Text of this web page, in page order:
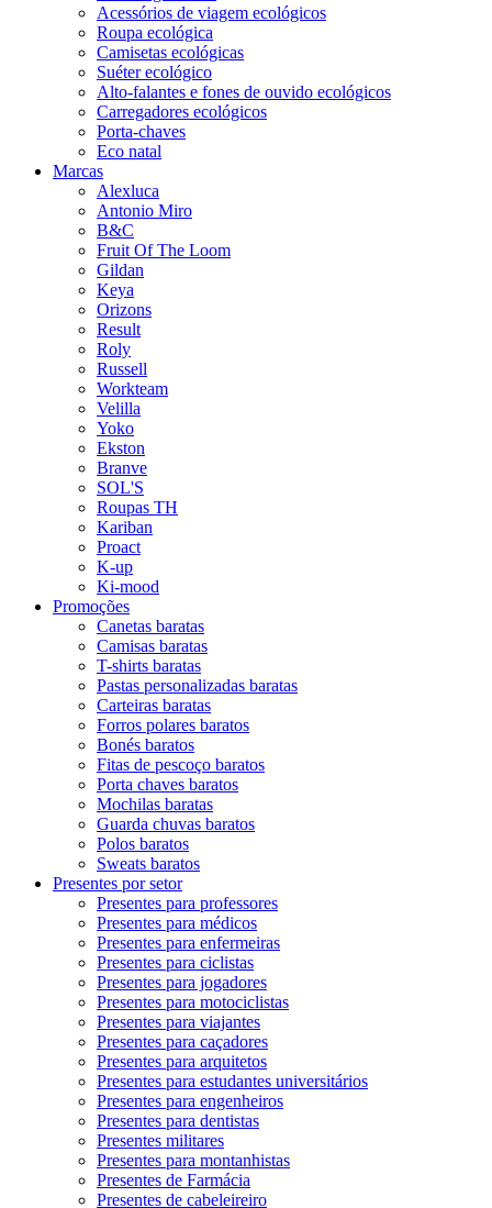
Acessórios de viagem ecológicos
Roupa ecológica
Camisetas ecológicas
Suéter ecológico
Alto-falantes e fones de ouvido ecológicos
Carregadores ecológicos
Porta-chaves
Eco natal
Marcas
Alexluca
Antonio Miro
B&C
Fruit Of The Loom
Gildan
Keya
Orizons
Result
Roly
Russell
Workteam
Velilla
Yoko
Ekston
Branve
SOL'S
Roupas TH
Kariban
Proact
K-up
Ki-mood
Promoções
Canetas baratas
Camisas baratas
T-shirts baratas
Pastas personalizadas baratas
Carteiras baratas
Forros polares baratos
Bonés baratos
Fitas de pescoço baratos
Porta chaves baratos
Mochilas baratas
Guarda chuvas baratos
Polos baratos
Sweats baratos
Presentes por setor
Presentes para professores
Presentes para médicos
Presentes para enfermeiras
Presentes para ciclistas
Presentes para jogadores
Presentes para motociclistas
Presentes para viajantes
Presentes para caçadores
Presentes para arquitetos
Presentes para estudantes universitários
Presentes para engenheiros
Presentes para dentistas
Presentes militares
Presentes para montanhistas
Presentes de Farmácia
Presentes de cabeleireiro